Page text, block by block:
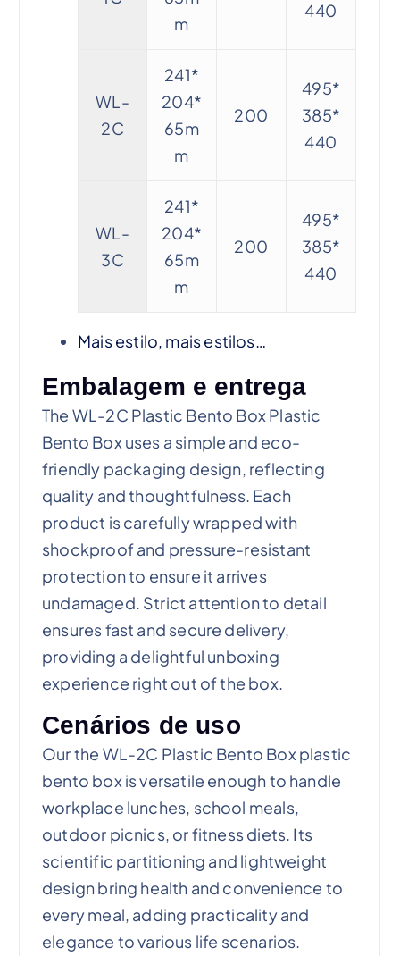
m
440
WL-
2C
241*
204*
65m
m
200
495*
385*
440
WL-
3C
241*
204*
65m
m
200
495*
385*
440
Mais estilo, mais estilos…
Embalagem e entrega
The WL-2C Plastic Bento Box Plastic
Bento Box uses a simple and eco-
friendly packaging design, reflecting
quality and thoughtfulness. Each
product is carefully wrapped with
shockproof and pressure-resistant
protection to ensure it arrives
undamaged. Strict attention to detail
ensures fast and secure delivery,
providing a delightful unboxing
experience right out of the box.
Cenários de uso
Our the WL-2C Plastic Bento Box plastic
bento box is versatile enough to handle
workplace lunches, school meals,
outdoor picnics, or fitness diets. Its
scientific partitioning and lightweight
design bring health and convenience to
every meal, adding practicality and
elegance to various life scenarios.